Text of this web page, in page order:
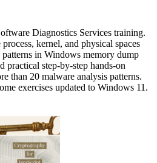
Diagnostics Services training.
kernel, and physical spaces
in Windows memory dump
practical step-by-step hands-on
than 20 malware analysis patterns.
exercises updated to Windows 11.